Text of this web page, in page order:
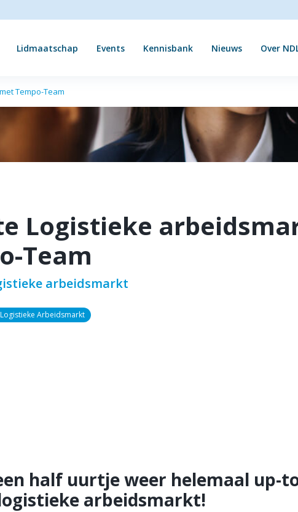
Lidmaatschap Events Kennisbank Nieuws Over
Tempo-Team
Logistieke
Team
arbeidsmarkt
Arbeidsmarkt
half uurtje weer helemaal up-
arbeidsmarkt!